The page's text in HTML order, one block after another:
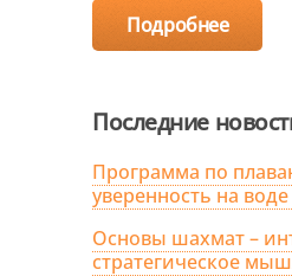
Подробнее
Последние
Программа по
уверенность на
Основы шахмат –
стратегическое